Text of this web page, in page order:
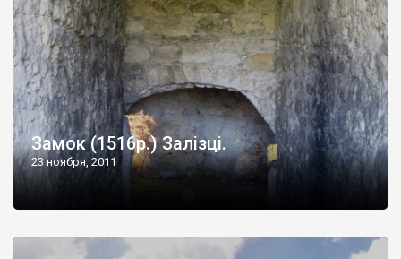
Замок (1516р.) Залізці.
23 ноября, 2011